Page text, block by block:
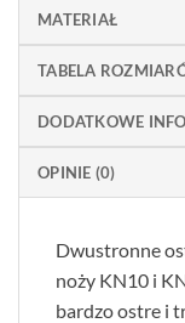
MATERIAŁ
TABELA
DODATKOWE
OPINIE (0)
Dwustronne
noży KN10 i
bardzo ostre i